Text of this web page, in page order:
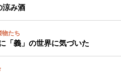
涼み酒
物たち
「義」の世界に気づいた